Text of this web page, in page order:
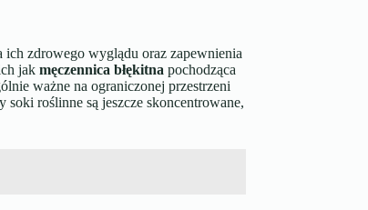
zdrowego wyglądu oraz zapewnienia
jak męczennica błękitna pochodząca
ważne na ograniczonej przestrzeni
roślinne są jeszcze skoncentrowane,